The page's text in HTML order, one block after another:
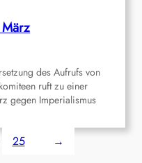
des Aufrufs von
ruft zu einer
gegen Imperialismus
25 →